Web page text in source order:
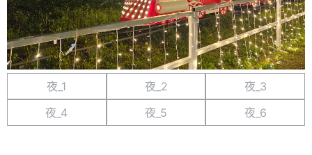
夜_1 夜_2
夜_3
夜_4
夜_5 夜_6